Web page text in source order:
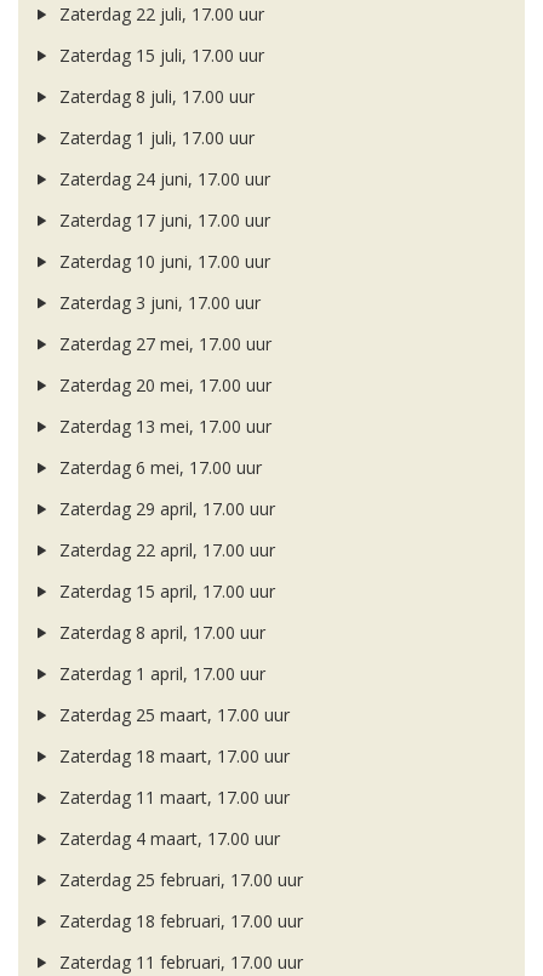
Zaterdag 22 juli, 17.00 uur
Zaterdag 15 juli, 17.00 uur
Zaterdag 8 juli, 17.00 uur
Zaterdag 1 juli, 17.00 uur
Zaterdag 24 juni, 17.00 uur
Zaterdag 17 juni, 17.00 uur
Zaterdag 10 juni, 17.00 uur
Zaterdag 3 juni, 17.00 uur
Zaterdag 27 mei, 17.00 uur
Zaterdag 20 mei, 17.00 uur
Zaterdag 13 mei, 17.00 uur
Zaterdag 6 mei, 17.00 uur
Zaterdag 29 april, 17.00 uur
Zaterdag 22 april, 17.00 uur
Zaterdag 15 april, 17.00 uur
Zaterdag 8 april, 17.00 uur
Zaterdag 1 april, 17.00 uur
Zaterdag 25 maart, 17.00 uur
Zaterdag 18 maart, 17.00 uur
Zaterdag 11 maart, 17.00 uur
Zaterdag 4 maart, 17.00 uur
Zaterdag 25 februari, 17.00 uur
Zaterdag 18 februari, 17.00 uur
Zaterdag 11 februari, 17.00 uur